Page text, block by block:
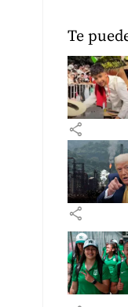
Te
share
share